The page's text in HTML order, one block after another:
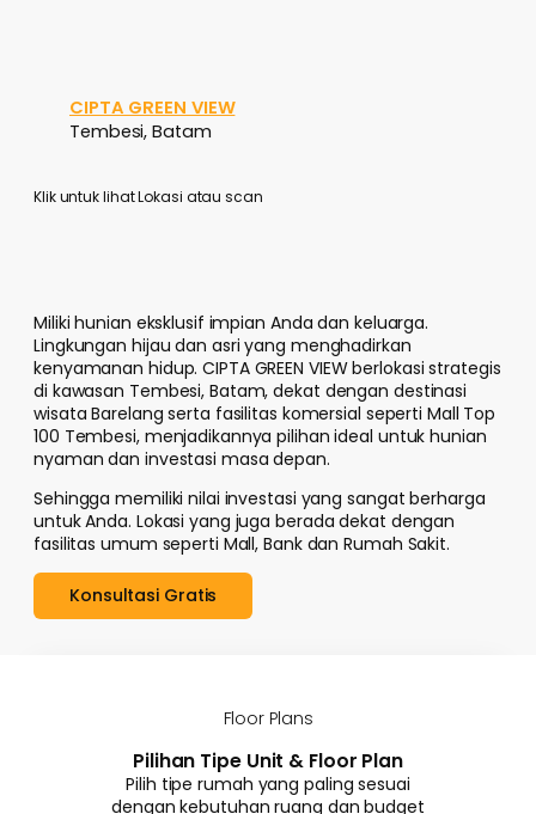
CIPTA GREEN VIEW
Tembesi, Batam
Klik untuk lihat Lokasi atau scan
Miliki hunian eksklusif impian Anda dan keluarga.
Lingkungan hijau dan asri yang menghadirkan
kenyamanan hidup. CIPTA GREEN VIEW berlokasi strategis
di kawasan Tembesi, Batam, dekat dengan destinasi
wisata Barelang serta fasilitas komersial seperti Mall Top
100 Tembesi, menjadikannya pilihan ideal untuk hunian
nyaman dan investasi masa depan.
Sehingga memiliki nilai investasi yang sangat berharga
untuk Anda. Lokasi yang juga berada dekat dengan
fasilitas umum seperti Mall, Bank dan Rumah Sakit.
Konsultasi Gratis
Floor Plans
Pilihan Tipe Unit & Floor Plan
Pilih tipe rumah yang paling sesuai
dengan kebutuhan ruang dan budget